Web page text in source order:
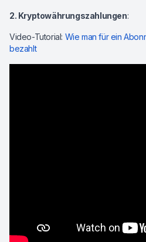
2. Kryptowährungszahlungen:
Video-Tutorial: Wie man für ein
bezahlt